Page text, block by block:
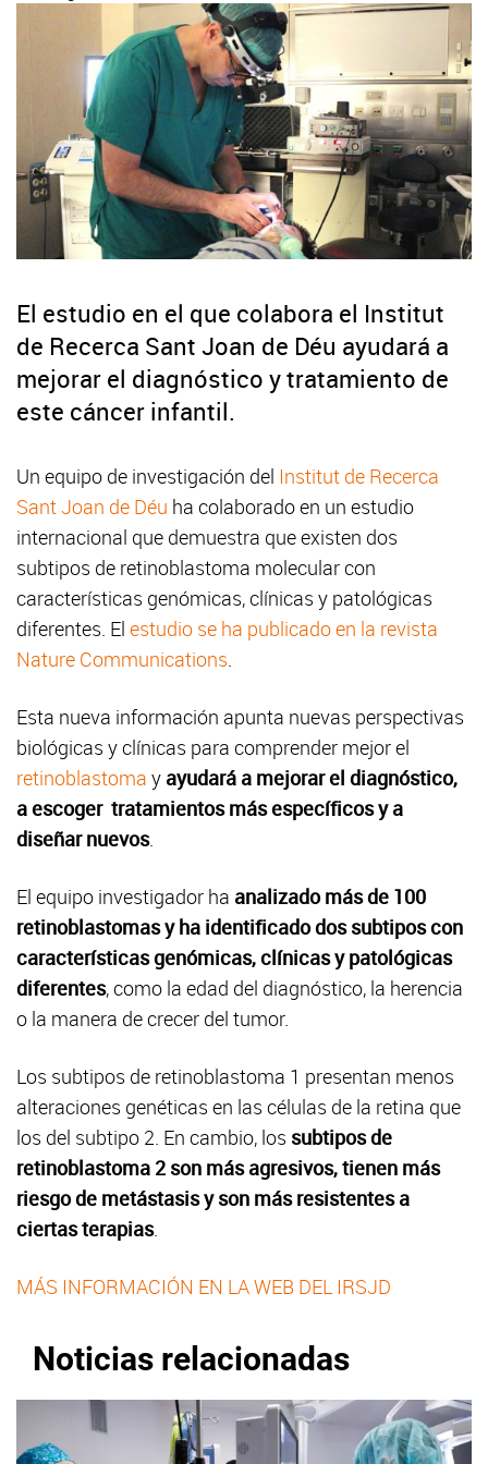
El estudio en el que colabora el Institut
de Recerca Sant Joan de Déu ayudará a
mejorar el diagnóstico y tratamiento de
este cáncer infantil.
Un equipo de investigación del Institut de Recerca
Sant Joan de Déu ha colaborado en un estudio
internacional que demuestra que existen dos
subtipos de retinoblastoma molecular con
características genómicas, clínicas y patológicas
diferentes. El estudio se ha publicado en la revista
Nature Communications.
Esta nueva información apunta nuevas perspectivas
biológicas y clínicas para comprender mejor el
retinoblastoma y ayudará a mejorar el diagnóstico,
a escoger tratamientos más específicos y a
diseñar nuevos.
El equipo investigador ha analizado más de 100
retinoblastomas y ha identificado dos subtipos con
características genómicas, clínicas y patológicas
diferentes, como la edad del diagnóstico, la herencia
o la manera de crecer del tumor.
Los subtipos de retinoblastoma 1 presentan menos
alteraciones genéticas en las células de la retina que
los del subtipo 2. En cambio, los subtipos de
retinoblastoma 2 son más agresivos, tienen más
riesgo de metástasis y son más resistentes a
ciertas terapias.
MÁS INFORMACIÓN EN LA WEB DEL IRSJD
Noticias relacionadas